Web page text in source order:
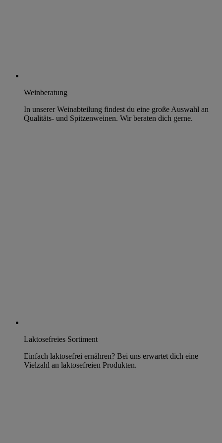
Weinberatung
In unserer Weinabteilung findest du eine große Auswahl an
Qualitäts- und Spitzenweinen. Wir beraten dich gerne.
Laktosefreies Sortiment
Einfach laktosefrei ernähren? Bei uns erwartet dich eine
Vielzahl an laktosefreien Produkten.